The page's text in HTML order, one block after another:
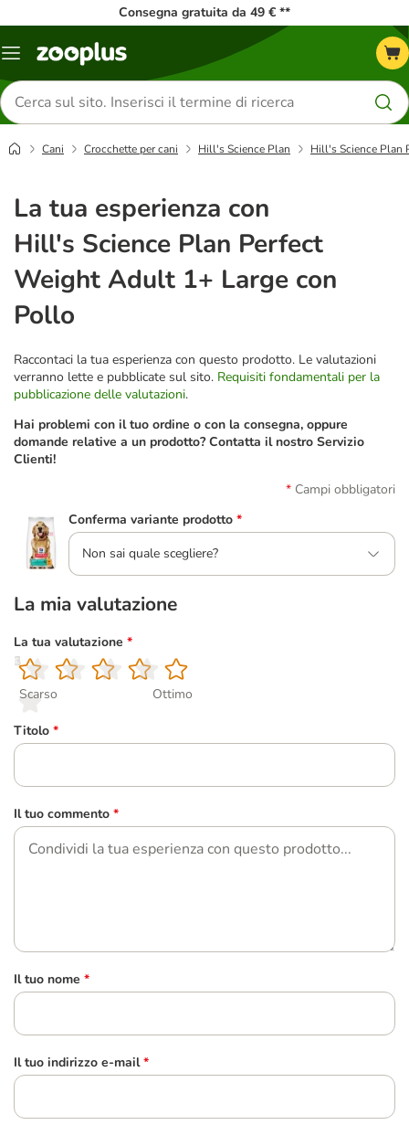
Consegna gratuita da 49 € **
Overview
Cerca
prodotti
Cani Crocchette per cani Hill's Science Plan Hill's Science Plan
La tua esperienza con
Hill's Science Plan Perfect
Weight Adult 1+ Large con
Pollo
Raccontaci la tua esperienza con questo prodotto. Le valutazioni
verranno lette e pubblicate sul sito. Requisiti fondamentali per la
pubblicazione delle valutazioni.
Hai problemi con il tuo ordine o con la consegna, oppure
domande relative a un prodotto? Contatta il nostro Servizio
Clienti!
Campi obbligatori
Conferma variante prodotto *
Non sai quale scegliere?
La mia valutazione
La tua valutazione *
1
Scarso
2
3
4
5
Ottimo
Titolo *
Il tuo commento *
Il tuo nome *
Il tuo indirizzo e-mail *